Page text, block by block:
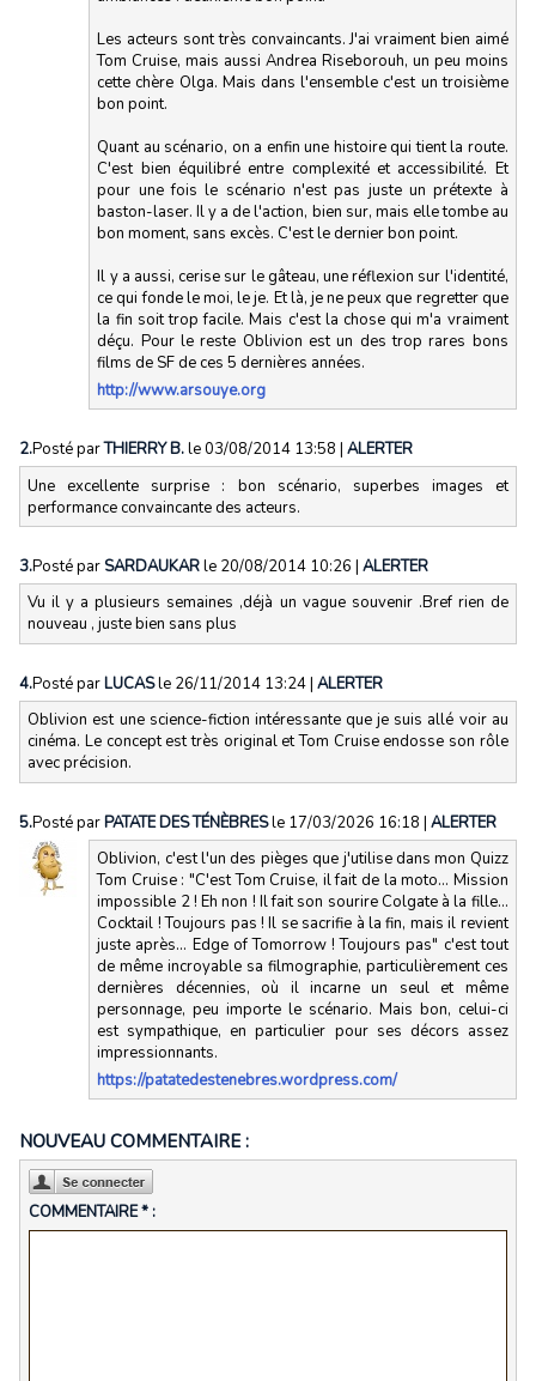
Les acteurs sont très convaincants. J'ai vraiment bien aimé
Tom Cruise, mais aussi Andrea Riseborouh, un peu moins
cette chère Olga. Mais dans l'ensemble c'est un troisième
bon point.
Quant au scénario, on a enfin une histoire qui tient la route.
C'est bien équilibré entre complexité et accessibilité. Et
pour une fois le scénario n'est pas juste un prétexte à
baston-laser. Il y a de l'action, bien sur, mais elle tombe au
bon moment, sans excès. C'est le dernier bon point.
Il y a aussi, cerise sur le gâteau, une réflexion sur l'identité,
ce qui fonde le moi, le je. Et là, je ne peux que regretter que
la fin soit trop facile. Mais c'est la chose qui m'a vraiment
déçu. Pour le reste Oblivion est un des trop rares bons
films de SF de ces 5 dernières années.
http://www.arsouye.org
2.Posté parTHIERRY B.le 03/08/2014 13:58 | ALERTER
Une excellente surprise : bon scénario, superbes images et
performance convaincante des acteurs.
3.Posté par SARDAUKARle 20/08/2014 10:26 | ALERTER
Vu il y a plusieurs semaines ,déjà un vague souvenir .Bref rien de
nouveau , juste bien sans plus
4.Posté parLUCASle 26/11/2014 13:24| ALERTER
Oblivion est une science-fiction intéressante que je suis allé voir au
cinéma. Le concept est très original et Tom Cruise endosse son rôle
avec précision.
5.Posté parPATATE DES TÉNÈBRESle 17/03/2026 16:18 | ALERTER
Oblivion, c'est l'un des pièges que j'utilise dans mon Quizz
Tom Cruise : "C'est Tom Cruise, il fait de la moto... Mission
impossible 2 ! Eh non ! Il fait son sourire Colgate à la fille...
Cocktail ! Toujours pas ! Il se sacrifie à la fin, mais il revient
juste après... Edge of Tomorrow ! Toujours pas" c'est tout
de même incroyable sa filmographie, particulièrement ces
dernières décennies, où il incarne un seul et même
personnage, peu importe le scénario. Mais bon, celui-ci
est sympathique, en particulier pour ses décors assez
impressionnants.
https://patatedestenebres.wordpress.com/
NOUVEAU COMMENTAIRE :
COMMENTAIRE * :